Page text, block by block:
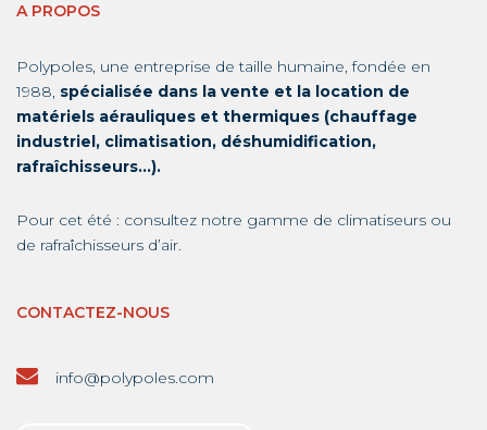
A PROPOS
Polypoles, une entreprise de taille humaine, fondée en
1988, spécialisée dans la vente et la location de
matériels aérauliques et thermiques (chauffage
industriel, climatisation, déshumidification,
rafraîchisseurs…).
Pour cet été : consultez notre gamme de climatiseurs ou
de rafraîchisseurs d’air.
CONTACTEZ-NOUS
info@polypoles.com